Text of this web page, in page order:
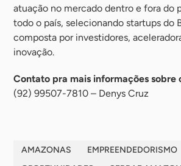
atuação no mercado dentro e fora do
todo o país, selecionando startups do
composta por investidores,
inovação.
Contato pra mais informações sobre
(92) 99507-7810 – Denys Cruz
AMAZONAS EMPREENDEDORISMO